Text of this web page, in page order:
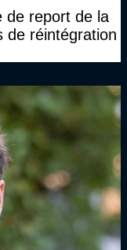
de report de la
de réintégration